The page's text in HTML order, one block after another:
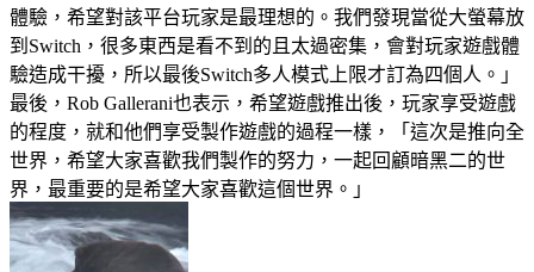
體驗，希望對該平台玩家是最理想的。我們發現當從大螢幕放
到Switch，很多東西是看不到的且太過密集，會對玩家遊戲體
驗造成干擾，所以最後Switch多人模式上限才訂為四個人。」
最後，Rob Gallerani也表示，希望遊戲推出後，玩家享受遊戲
的程度，就和他們享受製作遊戲的過程一樣，「這次是推向全
世界，希望大家喜歡我們製作的努力，一起回顧暗黑二的世
界，最重要的是希望大家喜歡這個世界。」